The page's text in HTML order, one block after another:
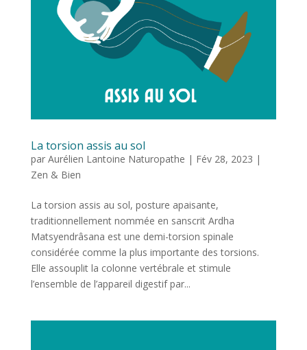
La torsion assis au sol
par Aurélien Lantoine Naturopathe | Fév 28, 2023 |
Zen & Bien
La torsion assis au sol, posture apaisante,
traditionnellement nommée en sanscrit Ardha
Matsyendrâsana est une demi-torsion spinale
considérée comme la plus importante des torsions.
Elle assouplit la colonne vertébrale et stimule
l’ensemble de l’appareil digestif par...